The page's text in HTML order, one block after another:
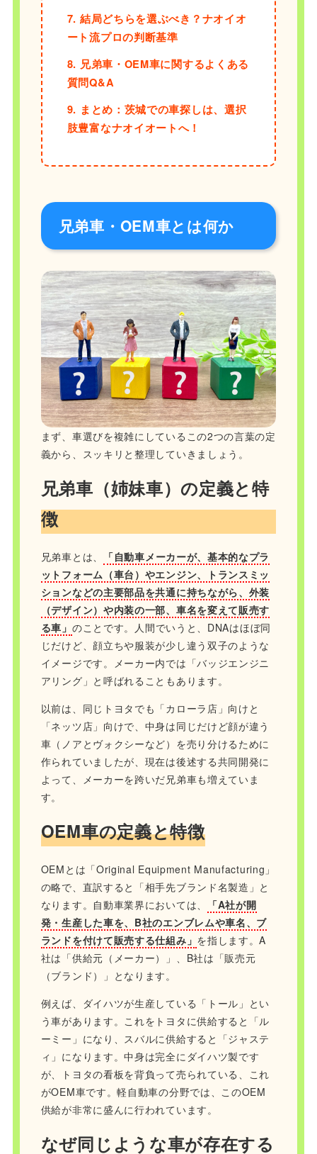
7. 結局どちらを選ぶべき？ナオイオ
ート流プロの判断基準
8. 兄弟車・OEM車に関するよくある
質問Q&A
9. まとめ：茨城での車探しは、選択
肢豊富なナオイオートへ！
兄弟車・OEM車とは何か
まず、車選びを複雑にしているこの2つの言葉の定
義から、スッキリと整理していきましょう。
兄弟車（姉妹車）の定義と特
徴
兄弟車とは、
「自動車メーカーが、基本的なプラ
ットフォーム（車台）やエンジン、トランスミッ
ションなどの主要部品を共通に持ちながら、外装
（デザイン）や内装の一部、車名を変えて販売す
る車」 のことです。人間でいうと、DNAはほぼ同
じだけど、顔立ちや服装が少し違う双子のような
イメージです。メーカー内では「バッジエンジニ
アリング」と呼ばれることもあります。
以前は、同じトヨタでも「カローラ店」向けと
「ネッツ店」向けで、中身は同じだけど顔が違う
車（ノアとヴォクシーなど）を売り分けるために
作られていましたが、現在は後述する共同開発に
よって、メーカーを跨いだ兄弟車も増えていま
す。
OEM車の定義と特徴
OEMとは「Original Equipment Manufacturing」
の略で、直訳すると「相手先ブランド名製造」と
なります。自動車業界においては、
「A社が開
発・生産した車を、B社のエンブレムや車名、ブ
ランドを付けて販売する仕組み」 を指します。A
社は「供給元（メーカー）」、B社は「販売元
（ブランド）」となります。
例えば、ダイハツが生産している「トール」とい
う車があります。これをトヨタに供給すると「ル
ーミー」になり、スバルに供給すると「ジャステ
ィ」になります。中身は完全にダイハツ製です
が、トヨタの看板を背負って売られている、これ
がOEM車です。軽自動車の分野では、このOEM
供給が非常に盛んに行われています。
なぜ同じような車が存在する